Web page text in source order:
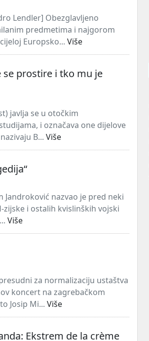
Lendler] Obezglavljeno
predmetima i najgorom
Europsko... Više
se prostire i tko mu je
javlja se u otočkim
i označava one dijelove
B... Više
Jandroković nazvao je pred neki
i ostalih kvislinških vojski
Više
za normalizaciju ustaštva
koncert na zagrebačkom
Josip Mi... Više
Ekstrem de la crème